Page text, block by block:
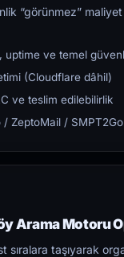
“görünmez”
uptime ve temel
(Cloudflare dâhil)
ve teslim edilebilirlik
ZeptoMail /
Arama Motoru
taşıyarak